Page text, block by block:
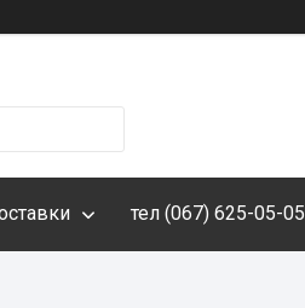
тел (067) 625-05-05